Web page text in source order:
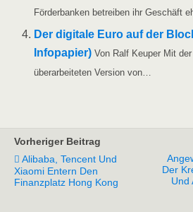
För­der­ban­ken betrei­ben ihr Geschäft
Der digi­ta­le Euro auf der
Info­­pa­­pier) Von Ralf Keu­per Mit
über­ar­bei­te­ten Ver­si­on von…
Vorheriger Beitrag
Alibaba, Tencent Und
Xiaomi Entern Den
Finanzplatz Hong Kong
Der
Und